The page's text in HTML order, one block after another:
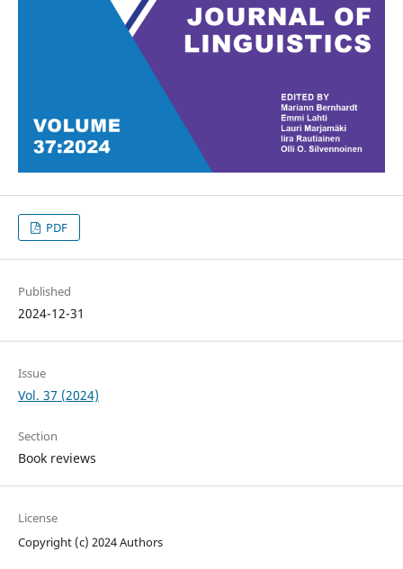
PDF
Published
2024-12-31
Issue
Vol. 37 (2024)
Section
Book reviews
License
Copyright (c) 2024 Authors